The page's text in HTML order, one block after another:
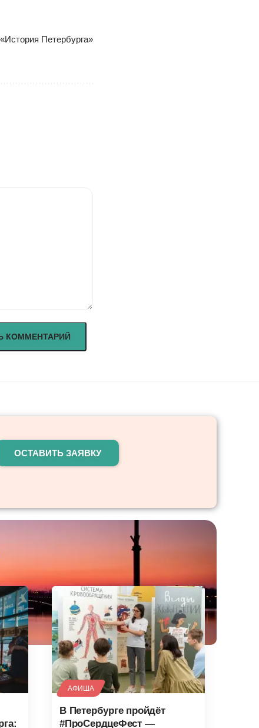
Петербурга»
ОСТАВИТЬ ЗАЯВКУ
АФИША
В Петербурге пройдёт
#ПроСердцеФест —